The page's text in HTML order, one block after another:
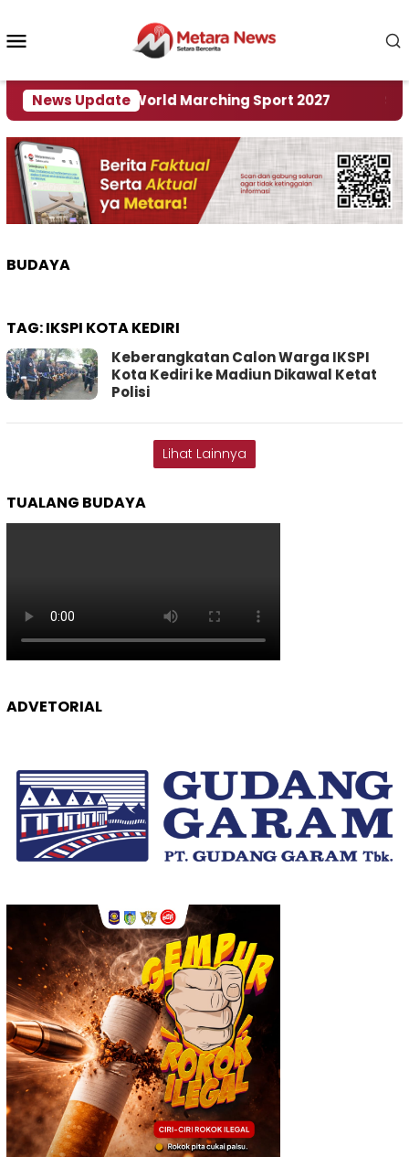
konten
News Update
Rumah World Marching Sport 2027 ‎Soal
BUDAYA
TAG:IKSPI KOTA KEDIRI
Keberangkatan Calon Warga IKSPI
Kota Kediri ke Madiun Dikawal Ketat
Polisi
Lihat Lainnya
TUALANG BUDAYA
ADVETORIAL